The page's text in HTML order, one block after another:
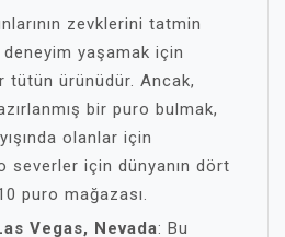
zevklerini tatmin
yaşamak için
ürünüdür. Ancak,
bir puro bulmak,
olanlar için
severler için dünyanın dört
puro mağazası.
Vegas, Nevada: Bu